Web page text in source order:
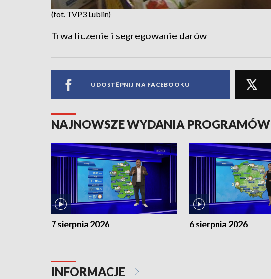
(fot. TVP3 Lublin)
Trwa liczenie i segregowanie darów
UDOSTĘPNIJ NA FACEBOOKU
NAJNOWSZE WYDANIA PROGRAMÓW
7 sierpnia 2026 6 sierpnia 2026
INFORMACJE